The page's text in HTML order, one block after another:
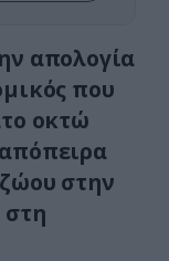
απολογία
που
οκτώ
στην